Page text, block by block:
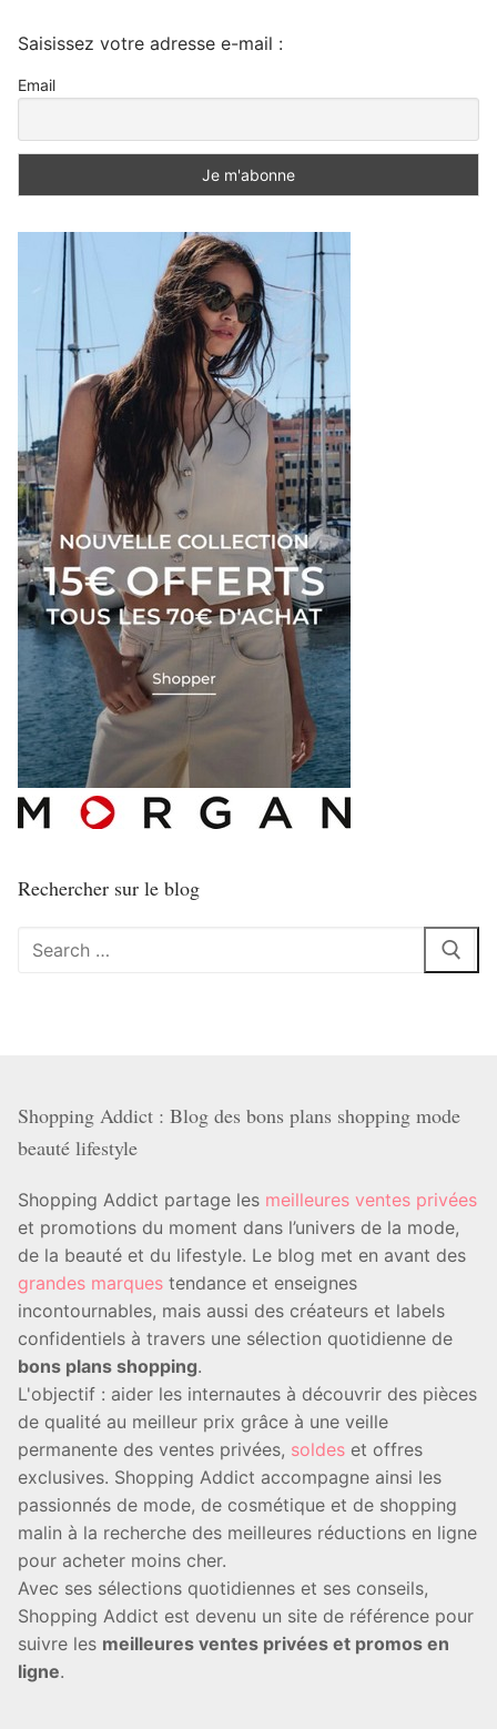
Saisissez votre adresse e-mail :
Email
Rechercher sur le blog
Rechercher
Shopping Addict : Blog des bons plans shopping mode
beauté lifestyle
Shopping Addict partage les meilleures ventes privées
et promotions du moment dans l’univers de la mode,
de la beauté et du lifestyle. Le blog met en avant des
grandes marques tendance et enseignes
incontournables, mais aussi des créateurs et labels
confidentiels à travers une sélection quotidienne de
bons plans shopping.
L'objectif : aider les internautes à découvrir des pièces
de qualité au meilleur prix grâce à une veille
permanente des ventes privées, soldes et offres
exclusives. Shopping Addict accompagne ainsi les
passionnés de mode, de cosmétique et de shopping
malin à la recherche des meilleures réductions en ligne
pour acheter moins cher.
Avec ses sélections quotidiennes et ses conseils,
Shopping Addict est devenu un site de référence pour
suivre les meilleures ventes privées et promos en
ligne.